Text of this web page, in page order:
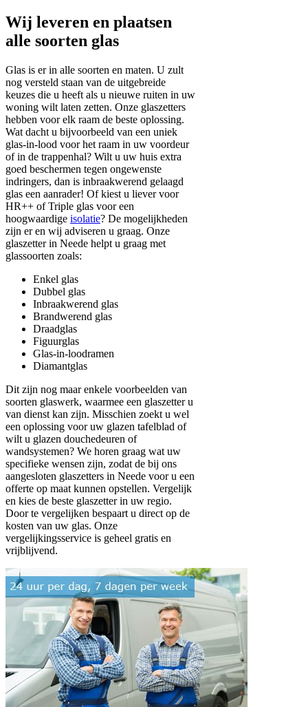
Wij leveren en plaatsen
alle soorten glas
Glas is er in alle soorten en maten. U zult
nog versteld staan van de uitgebreide
keuzes die u heeft als u nieuwe ruiten in uw
woning wilt laten zetten. Onze glaszetters
hebben voor elk raam de beste oplossing.
Wat dacht u bijvoorbeeld van een uniek
glas-in-lood voor het raam in uw voordeur
of in de trappenhal? Wilt u uw huis extra
goed beschermen tegen ongewenste
indringers, dan is inbraakwerend gelaagd
glas een aanrader! Of kiest u liever voor
HR++ of Triple glas voor een
hoogwaardige isolatie? De mogelijkheden
zijn er en wij adviseren u graag. Onze
glaszetter in Neede helpt u graag met
glassoorten zoals:
Enkel glas
Dubbel glas
Inbraakwerend glas
Brandwerend glas
Draadglas
Figuurglas
Glas-in-loodramen
Diamantglas
Dit zijn nog maar enkele voorbeelden van
soorten glaswerk, waarmee een glaszetter u
van dienst kan zijn. Misschien zoekt u wel
een oplossing voor uw glazen tafelblad of
wilt u glazen douchedeuren of
wandsystemen? We horen graag wat uw
specifieke wensen zijn, zodat de bij ons
aangesloten glaszetters in Neede voor u een
offerte op maat kunnen opstellen. Vergelijk
en kies de beste glaszetter in uw regio.
Door te vergelijken bespaart u direct op de
kosten van uw glas. Onze
vergelijkingsservice is geheel gratis en
vrijblijvend.